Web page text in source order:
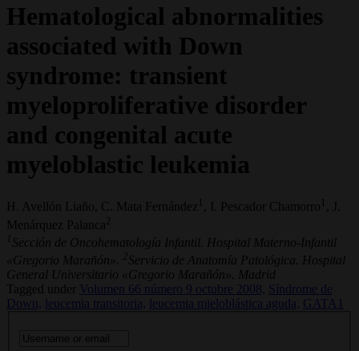
Hematological abnormalities
associated with Down
syndrome: transient
myeloproliferative disorder
and congenital acute
myeloblastic leukemia
H. Avellón Liaño, C. Mata Fernández 1 , I. Pescador Chamorro 1
, J.
Menárquez Palanca
1 Sección de Oncohematología Infantil. Hospital Materno-Infantil
«Gregorio Marañón».
2 Servicio de Anatomía Patológica. Hospital
General Universitario «Gregorio Marañón». Madrid
Tagged under
Volumen 66 número 9 octubre 2008,
Síndrome de
Down,
leucemia transitoria, leucemia mieloblástica aguda, GATA1